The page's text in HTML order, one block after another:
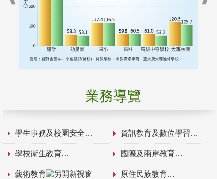
業務導覽
學生事務及校園安全 資訊教育及數位學習
學校衛生教育 國際及兩岸教育
藝術教育 原住民族教育